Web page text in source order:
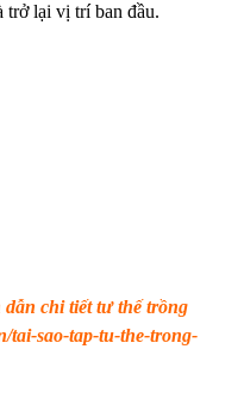
trở lại vị trí ban đầu.
chi tiết tư thế trồng
tai-sao-tap-tu-the-trong-